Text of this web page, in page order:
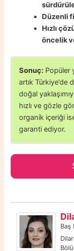
Düzenli
Hızlı
öncelik
Sonuç: Popüler
artık Türkiye’de
doğal
hızlı ve gözle
organik içeriği
garanti ediyor.
Baş